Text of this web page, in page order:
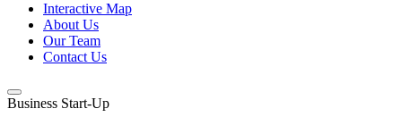
Interactive Map
About Us
Our Team
Contact Us
Business Start-Up